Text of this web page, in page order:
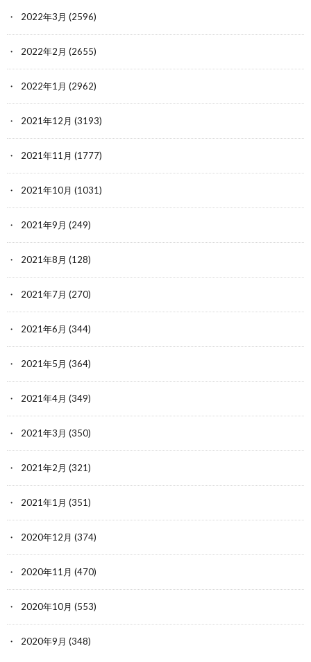
2022年3月 (2596)
2022年2月 (2655)
2022年1月 (2962)
2021年12月 (3193)
2021年11月 (1777)
2021年10月 (1031)
2021年9月 (249)
2021年8月 (128)
2021年7月 (270)
2021年6月 (344)
2021年5月 (364)
2021年4月 (349)
2021年3月 (350)
2021年2月 (321)
2021年1月 (351)
2020年12月 (374)
2020年11月 (470)
2020年10月 (553)
2020年9月 (348)